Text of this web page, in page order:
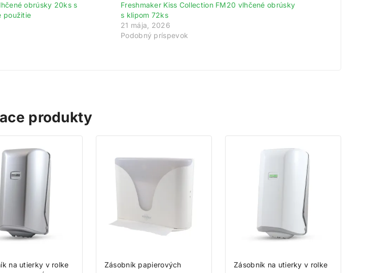
obrúsky 20ks s
použitie
Freshmaker Kiss Collection FM20 vlhčené obrúsky
s klipom 72ks
21 mája, 2026
Podobný príspevok
produkty
na utierky v rolke
Zásobník papierových
Zásobník na utierky v rolke
a zbierajte odmeny!
vám pripíšeme vstupný bonus 200 bodov.